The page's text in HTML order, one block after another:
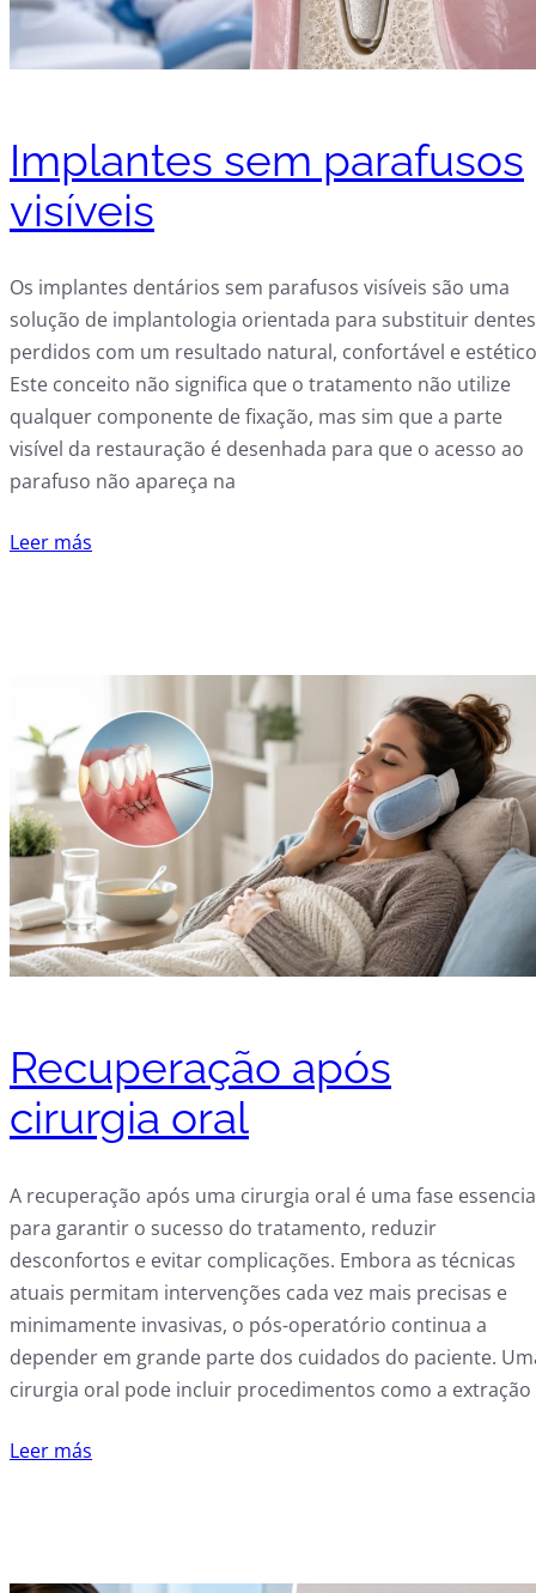
Implantes sem parafusos
visíveis
Os implantes dentários sem parafusos visíveis são uma
solução de implantologia orientada para substituir dentes
perdidos com um resultado natural, confortável e
Este conceito não significa que o tratamento não utilize
qualquer componente de fixação, mas sim que a parte
visível da restauração é desenhada para que o acesso ao
parafuso não apareça na
Leer más
Recuperação após
cirurgia oral
A recuperação após uma cirurgia oral é uma fase
para garantir o sucesso do tratamento, reduzir
desconfortos e evitar complicações. Embora as técnicas
atuais permitam intervenções cada vez mais precisas e
minimamente invasivas, o pós-operatório continua a
depender em grande parte dos cuidados do paciente.
cirurgia oral pode incluir procedimentos como a extração
Leer más